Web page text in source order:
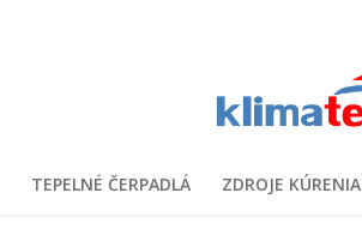
TEPELNÉ ČERPADLÁ ZDROJE KÚRENIA